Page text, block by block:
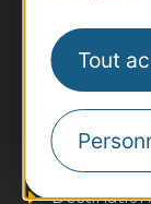
Tout
Business/
Site
Voyagistes